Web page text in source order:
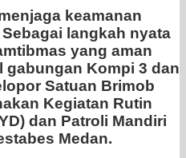
keamanan
langkah nyata
yang aman
Kompi 3 dan
Satuan Brimob
Kegiatan Rutin
dan Patroli Mandiri
Medan.